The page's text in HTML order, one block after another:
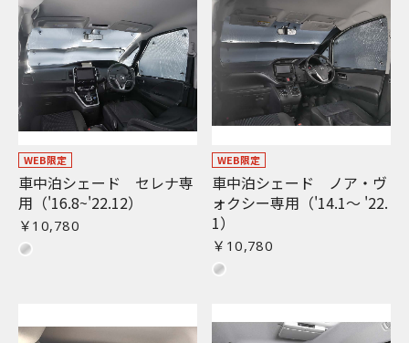
WEB限定
車中泊シェード セレナ専
用（'16.8~'22.12）
￥10,780
WEB限定
車中泊シェード ノア・ヴ
ォクシー専用（'14.1〜 '22.
1）
￥10,780